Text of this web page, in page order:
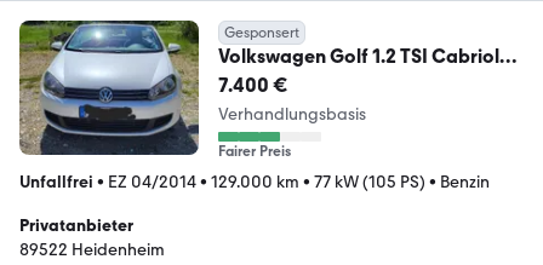
Gesponsert
Volkswagen Golf 1.2 TSI Cabriolet
-
7.400 €
Verhandlungsbasis
Fairer Preis
Unfallfrei • EZ 04/2014• 129.000 km • 77 kW (105 PS) • Benzin
Privatanbieter
89522 Heidenheim